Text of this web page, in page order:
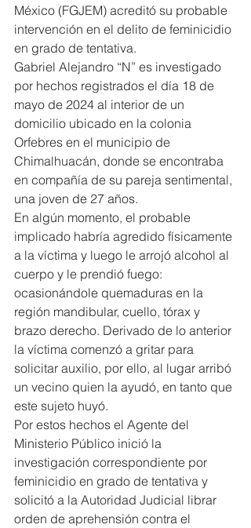
México (FGJEM) acreditó su probable
intervención en el delito de feminicidio
en grado de tentativa.
Gabriel Alejandro “N” es investigado
por hechos registrados el día 18 de
mayo de 2024 al interior de un
domicilio ubicado en la colonia
Orfebres en el municipio de
Chimalhuacán, donde se encontraba
en compañía de su pareja sentimental,
una joven de 27 años.
En algún momento, el probable
implicado habría agredido físicamente
a la víctima y luego le arrojó alcohol al
cuerpo y le prendió fuego:
ocasionándole quemaduras en la
región mandibular, cuello, tórax y
brazo derecho. Derivado de lo anterior
la víctima comenzó a gritar para
solicitar auxilio, por ello, al lugar arribó
un vecino quien la ayudó, en tanto que
este sujeto huyó.
Por estos hechos el Agente del
Ministerio Público inició la
investigación correspondiente por
feminicidio en grado de tentativa y
solicitó a la Autoridad Judicial librar
orden de aprehensión contra el